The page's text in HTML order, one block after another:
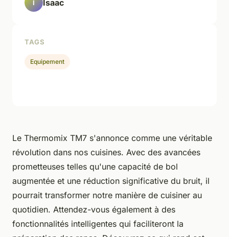
Le Thermomix TM7 s'annonce comme une véritable
révolution dans nos cuisines. Avec des avancées
prometteuses telles qu'une capacité de bol
augmentée et une réduction significative du bruit, il
pourrait transformer notre manière de cuisiner au
quotidien. Attendez-vous également à des
fonctionnalités intelligentes qui faciliteront la
I Isaac
TAGS
Equipement